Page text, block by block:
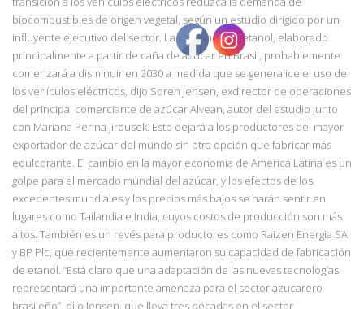
biocombustibles de origen vegetal, según un estudio dirigido por un
influyente ejecutivo del sector. La demanda de etanol, elaborado
principalmente a partir de caña de azúcar en Brasil, probablemente
comenzará a disminuir en 2030 a medida que se generalice el uso de
los vehículos eléctricos, dijo Soren Jensen, exdirector de operaciones
del principal comerciante de azúcar Alvean, autor del estudio junto
con Mariana Perina Jirousek. Esto dejará a los productores del mayor
exportador de azúcar del mundo sin otra opción que fabricar más
edulcorante. El cambio en la mayor economía de América Latina es un
golpe para el mercado mundial del azúcar, y los efectos de los
excedentes mundiales y los precios más bajos se harán sentir en
lugares como Tailandia e India, cuyos costos de producción son más
altos. También es un revés para productores como Raízen Energia SA
y BP Plc, que recientemente aumentaron su capacidad de fabricación
de etanol. “Está claro que una adaptación de las nuevas tecnologías
representará una importante amenaza para el sector azucarero
brasileño”, dijo Jensen, que lleva tres décadas en el sector